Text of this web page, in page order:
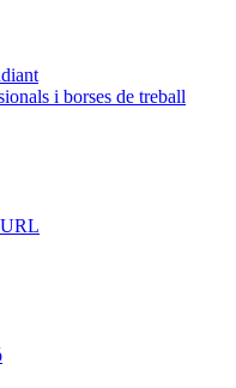
i borses de treball
URL